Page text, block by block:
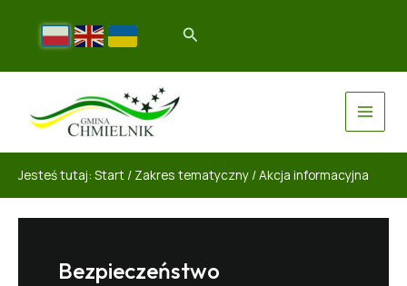
Jesteś tutaj: Start / Zakres tematyczny /Akcja informacyjna
Bezpieczeństwo